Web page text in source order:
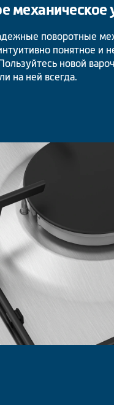
механическое
поворотные
понятное и
новой
на ней всегда.